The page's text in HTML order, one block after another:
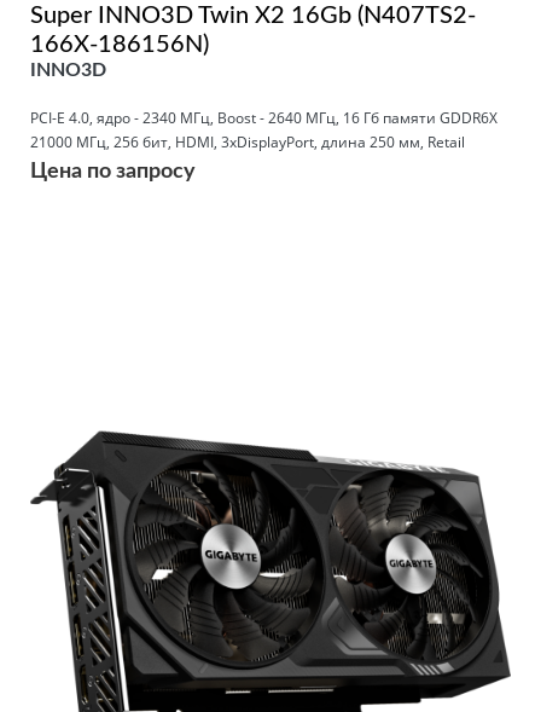
Super INNO3D Twin X2 16Gb (N407TS2-
166X-186156N)
INNO3D
PCI-E 4.0, ядро - 2340 МГц, Boost - 2640 МГц, 16 Гб памяти GDDR6X
21000 МГц, 256 бит, HDMI, 3xDisplayPort, длина 250 мм, Retail
Цена по запросу